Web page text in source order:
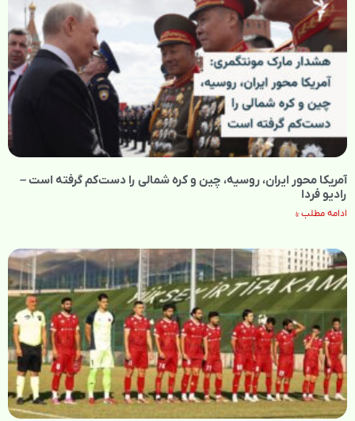
آمریکا محور ایران، روسیه، چین و کره شمالی را دست‌کم گرفته است –
رادیو فردا
ادامه مطلب »